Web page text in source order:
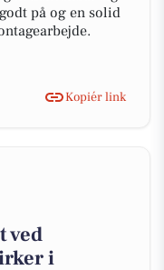
på og en solid
Kopiér link
ved
i